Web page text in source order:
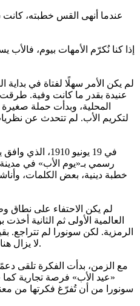
عندما أنهى القس خطبته،
لم يكن الأمر سهلًا لفتاة في
عنيدة بقدر ما كانت وفية.
المحلية، وبدأت حملة
لتكريم الأب. لم تتحدث عن
في 19 يونيو
رسمي بـ«يوم الأب» في
خطبة دينية، بعض الكلمات،
لم يكن الاحتفاء على نطاق
العالمية الأولى ثم الثانية
الرمزية. لكن سونورا لم تتراجع.
لا يزال هناك... يعمل بصمت، ولا يطلب شيئًا.
مع الزمن، بدأت الفكرة تلقى
«عيد الأب» فرصة تجارية
سونورا من أن تُفرّغ فكرتها من